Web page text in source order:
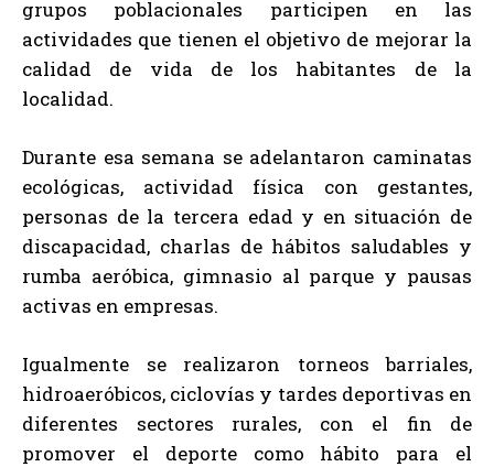
grupos poblacionales participen en las
actividades que tienen el objetivo de mejorar la
calidad de vida de los habitantes de la
localidad.
Durante esa semana se adelantaron caminatas
ecológicas, actividad física con gestantes,
personas de la tercera edad y en situación de
discapacidad, charlas de hábitos saludables y
rumba aeróbica, gimnasio al parque y pausas
activas en empresas.
Igualmente se realizaron torneos barriales,
hidroaeróbicos, ciclovías y tardes deportivas en
diferentes sectores rurales, con el fin de
promover el deporte como hábito para el